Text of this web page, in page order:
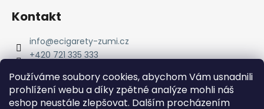
Používáme soubory cookies, abychom Vám usnadnili
prohlížení webu a díky zpětné analýze mohli náš
eshop neustále zlepšovat. Dalším procházením
Kontakt
info@ecigarety-zumi.cz
+420 721 335 333